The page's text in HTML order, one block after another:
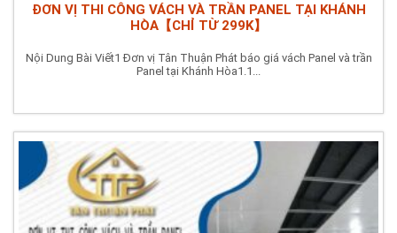
ĐƠN VỊ THI CÔNG VÁCH VÀ TRẦN PANEL TẠI KHÁNH
HÒA【CHỈ TỪ 299K】
Nội Dung Bài Viết1 Đơn vị Tân Thuận Phát báo giá vách Panel và trần
Panel tại Khánh Hòa1.1...